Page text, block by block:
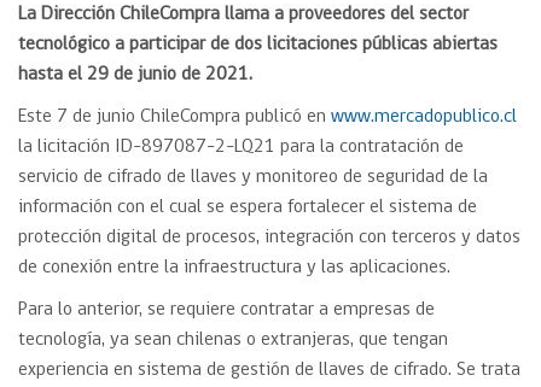
La Dirección ChileCompra llama a proveedores del sector
tecnológico a participar de dos licitaciones públicas abiertas
hasta el 29 de junio de 2021.
Este 7 de junio ChileCompra publicó en www.mercadopublico.cl
la licitación ID-897087-2-LQ21 para la contratación de
servicio de cifrado de llaves y monitoreo de seguridad de la
información con el cual se espera fortalecer el sistema de
protección digital de procesos, integración con terceros y datos
de conexión entre la infraestructura y las aplicaciones.
Para lo anterior, se requiere contratar a empresas de
tecnología, ya sean chilenas o extranjeras, que tengan
experiencia en sistema de gestión de llaves de cifrado. Se trata